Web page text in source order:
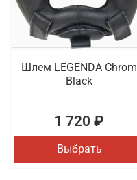
Шлем LEGENDA Chrom
Black
1 720 ₽
Выбрать